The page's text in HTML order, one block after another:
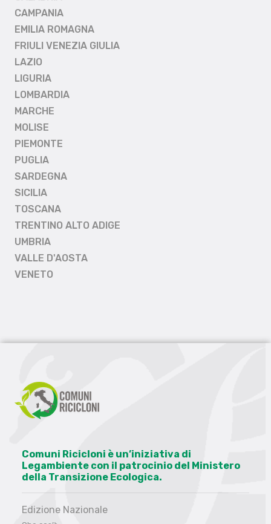
CAMPANIA
EMILIA ROMAGNA
FRIULI VENEZIA GIULIA
LAZIO
LIGURIA
LOMBARDIA
MARCHE
MOLISE
PIEMONTE
PUGLIA
SARDEGNA
SICILIA
TOSCANA
TRENTINO ALTO ADIGE
UMBRIA
VALLE D'AOSTA
VENETO
Comuni Ricicloni è un’iniziativa di
Legambiente con il patrocinio del Ministero
della Transizione Ecologica.
Edizione Nazionale